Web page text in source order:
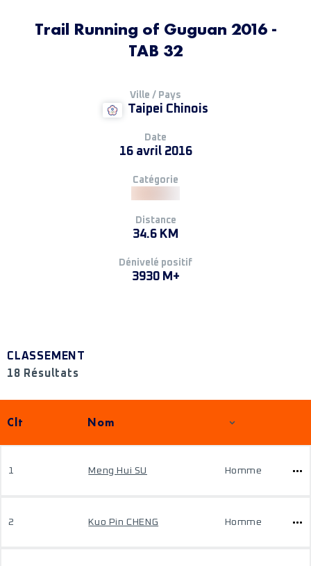
Trail Running of Guguan 2016 -
TAB 32
Ville / Pays
Taipei Chinois
Date
16 avril 2016
Catégorie
Distance
34.6 KM
Dénivelé positif
3930 M+
CLASSEMENT
18 Résultats
Clt Nom
1 Meng Hui SU Homme
2 Kuo Pin CHENG Homme